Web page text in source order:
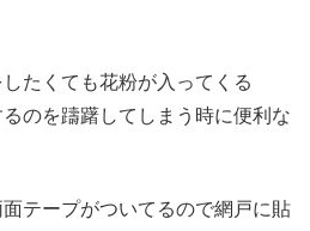
たくても花粉が入ってくる
のを躊躇してしまう時に便利な
テープがついてるので網戸に貼